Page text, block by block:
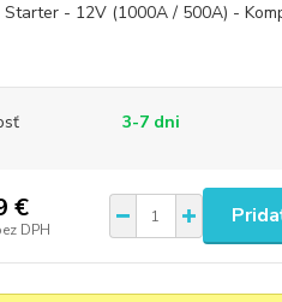
Starter - 12V (1000A / 500A) -
3-7 dni
€
DPH